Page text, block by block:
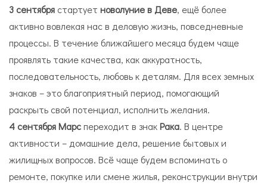
3 сентября стартует новолуние в Деве, ещё более
активно вовлекая нас в деловую жизнь, повседневные
процессы. В течение ближайшего месяца будем чаще
проявлять такие качества, как аккуратность,
последовательность, любовь к деталям. Для всех земных
знаков – это благоприятный период, помогающий
раскрыть свой потенциал, исполнить желания.
4 сентябряМарспереходит в знакРака. В центре
активности – домашние дела, решение бытовых и
жилищных вопросов. Всё чаще будем вспоминать о
ремонте, покупке или смене жилья, реконструкции внутри